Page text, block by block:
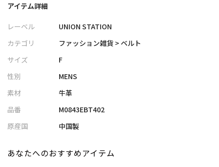
心地にこだわったアイテムを展開。
タイルを提案します。
私たちは服を通してみなさまの心が明るくなったりワクワクした
お届けします。
アイテム詳細
レーベル
UNION STATION
カテゴリ
ファッション雑貨 > ベルト
サイズ
F
性別
MENS
素材
牛革
品番
M0843EBT402
原産国
中国製
あなたへのおすすめアイテム